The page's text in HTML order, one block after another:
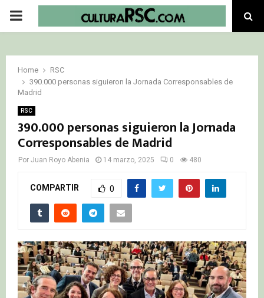
PRIMARY
Home
RSC
390.000 personas siguieron la Jornada Corresponsables de
Madrid
RSC
390.000 personas siguieron la Jornada
Corresponsables de Madrid
Por Juan Royo Abenia 14 marzo, 2025 0 480
COMPARTIR 0